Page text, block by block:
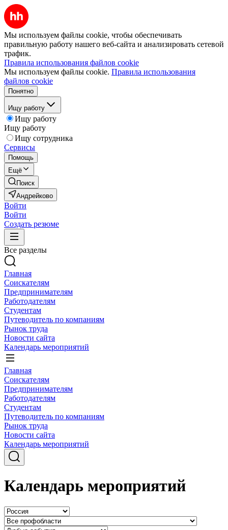
Мы используем файлы cookie, чтобы обеспечивать
правильную работу нашего веб-сайта и анализировать сетевой
трафик.
Правила использования файлов cookie
Мы используем файлы cookie. Правила использования
файлов cookie
Понятно
Ищу работу
Ищу работу
Ищу работу
Ищу сотрудника
Сервисы
Помощь
Ещё
Поиск
Андрейково
Войти
Войти
Создать резюме
Все разделы
Главная
Соискателям
Предпринимателям
Работодателям
Студентам
Путеводитель по компаниям
Рынок труда
Новости сайта
Календарь мероприятий
Главная
Соискателям
Предпринимателям
Работодателям
Студентам
Путеводитель по компаниям
Рынок труда
Новости сайта
Календарь мероприятий
Календарь мероприятий